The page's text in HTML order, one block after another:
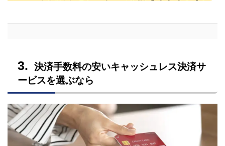
決済手数料の安いキャッシュレス決済サ
ービスを選ぶなら